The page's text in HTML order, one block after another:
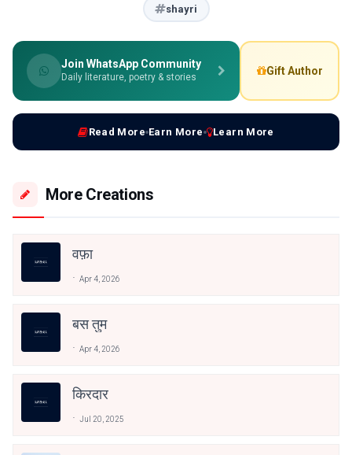
shayri
Join WhatsApp Community
Daily literature, poetry & stories
Gift Author
Read More Earn More Learn More
More Creations
वफ़ा
Apr 4, 2026
बस तुम
Apr 4, 2026
किरदार
Jul 20, 2025